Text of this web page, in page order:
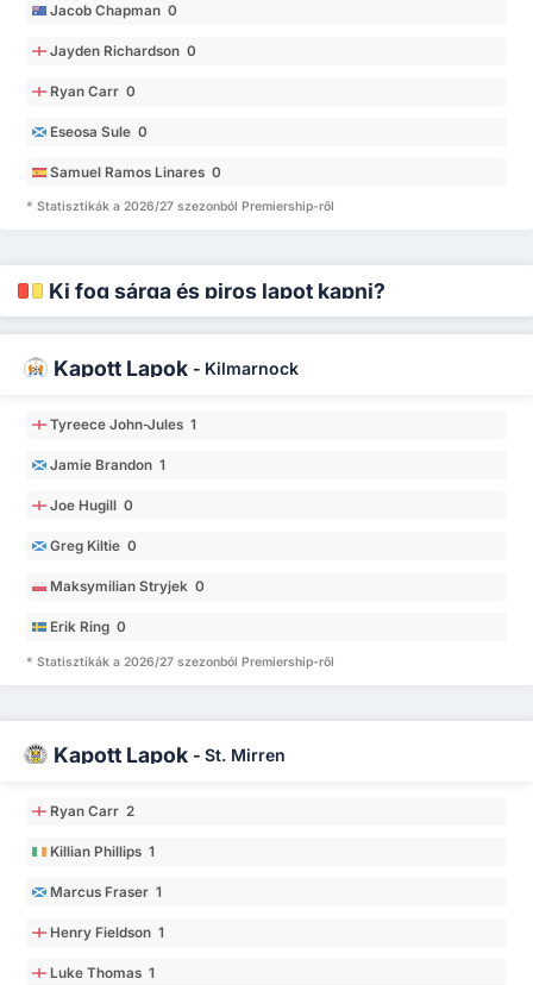
Jacob Chapman 0
Jayden Richardson 0
Ryan Carr 0
Eseosa Sule 0
Samuel Ramos Linares 0
* Statisztikák a 2026/27 szezonból Premiership-ről
Ki fog sárga és piros lapot kapni?
Kapott Lapok - Kilmarnock
Tyreece John-Jules 1
Jamie Brandon 1
Joe Hugill 0
Greg Kiltie 0
Maksymilian Stryjek 0
Erik Ring 0
* Statisztikák a 2026/27 szezonból Premiership-ről
Kapott Lapok - St. Mirren
Ryan Carr 2
Killian Phillips 1
Marcus Fraser 1
Henry Fieldson 1
Luke Thomas 1